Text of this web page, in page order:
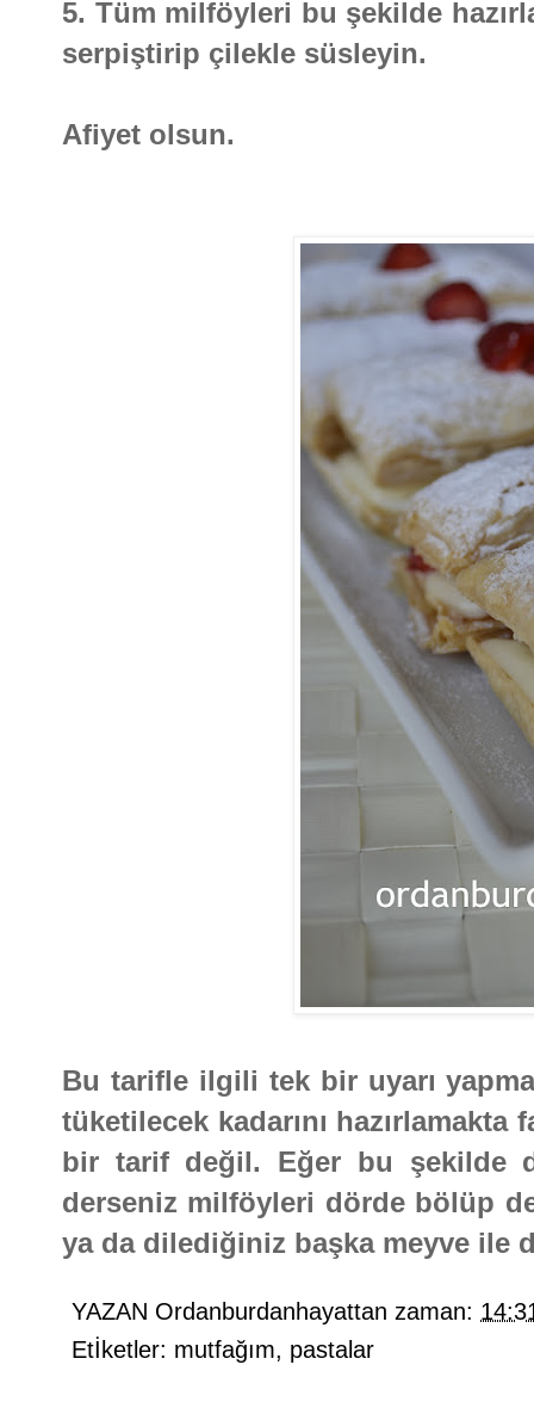
5. Tüm milföyleri bu şekilde
serpiştirip çilekle süsleyin.
Afiyet olsun.
Bu tarifle ilgili tek bir uyarı
tüketilecek kadarını
bir tarif değil. Eğer bu şekilde
derseniz milföyleri dörde bölüp
ya da dilediğiniz başka meyve ile
YAZAN Ordanburdanhayattan zaman:
Etİketler: mutfağım, pastalar